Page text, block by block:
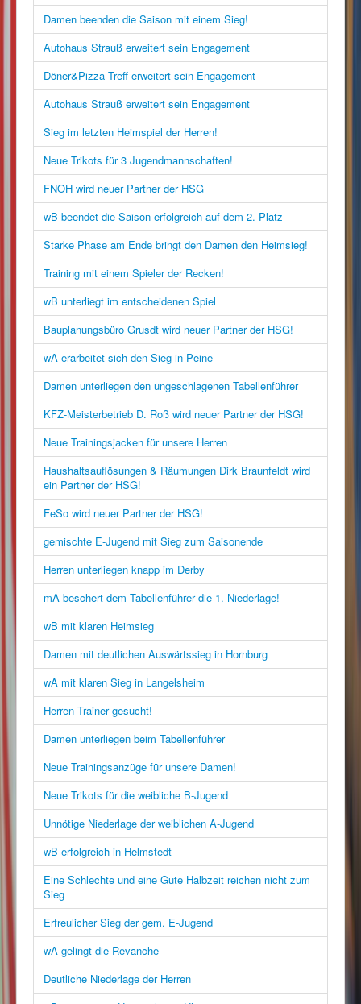
Damen beenden die Saison mit einem Sieg!
Autohaus Strauß erweitert sein Engagement
Döner&Pizza Treff erweitert sein Engagement
Autohaus Strauß erweitert sein Engagement
Sieg im letzten Heimspiel der Herren!
Neue Trikots für 3 Jugendmannschaften!
FNOH wird neuer Partner der HSG
wB beendet die Saison erfolgreich auf dem 2. Platz
Starke Phase am Ende bringt den Damen den Heimsieg!
Training mit einem Spieler der Recken!
wB unterliegt im entscheidenen Spiel
Bauplanungsbüro Grusdt wird neuer Partner der HSG!
wA erarbeitet sich den Sieg in Peine
Damen unterliegen den ungeschlagenen Tabellenführer
KFZ-Meisterbetrieb D. Roß wird neuer Partner der HSG!
Neue Trainingsjacken für unsere Herren
Haushaltsauflösungen & Räumungen Dirk Braunfeldt wird
ein Partner der HSG!
FeSo wird neuer Partner der HSG!
gemischte E-Jugend mit Sieg zum Saisonende
Herren unterliegen knapp im Derby
mA beschert dem Tabellenführer die 1. Niederlage!
wB mit klaren Heimsieg
Damen mit deutlichen Auswärtssieg in Hornburg
wA mit klaren Sieg in Langelsheim
Herren Trainer gesucht!
Damen unterliegen beim Tabellenführer
Neue Trainingsanzüge für unsere Damen!
Neue Trikots für die weibliche B-Jugend
Unnötige Niederlage der weiblichen A-Jugend
wB erfolgreich in Helmstedt
Eine Schlechte und eine Gute Halbzeit reichen nicht zum
Sieg
Erfreulicher Sieg der gem. E-Jugend
wA gelingt die Revanche
Deutliche Niederlage der Herren